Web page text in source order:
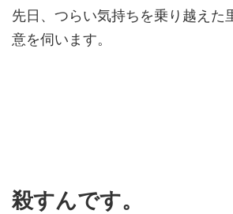
先日、つらい気持ちを乗り越えた
意を伺います。
殺すんです。